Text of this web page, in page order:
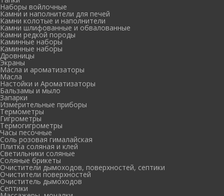
Наборы войлочные
Камни и наполнители для печей
Камни колотые и наполнители
Камни шлифованные и обвалованные
Камни редкой породы
Каминные наборы
Каминные наборы
Дровницы
Экраны
Масла и ароматизаторы
Масла
Настойки и Ароматизаторы
Бальзамы и мыло
Запарки
Измерительные приборы
Термометры
Гигрометры
Термогигрометры
Часы песочные
Соль розовая гималайская
Плитка соляная и клей
Светильники соляные
Соляные брикеты
Очистители дымоходов, поверхностей, септики
Очистители поверхностей
Очиститель дымоходов
Септики